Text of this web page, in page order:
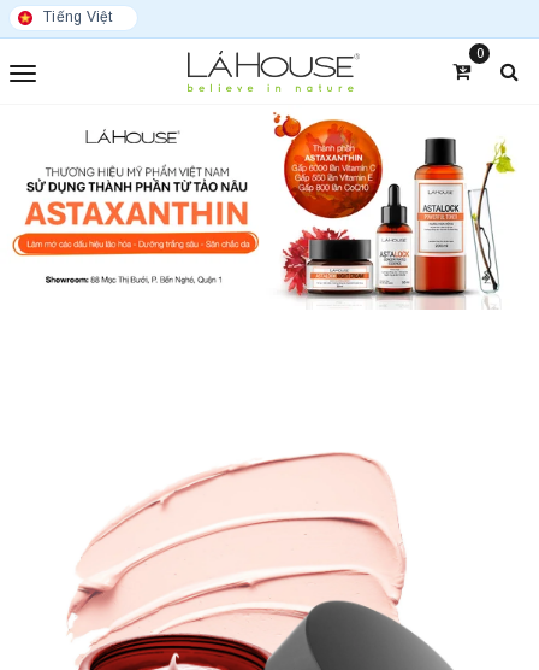
Tiếng Việt
0